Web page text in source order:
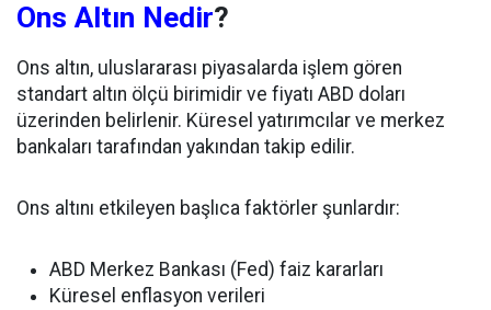
Ons Altın Nedir?
Ons altın, uluslararası piyasalarda işlem gören
standart altın ölçü birimidir ve fiyatı ABD doları
üzerinden belirlenir. Küresel yatırımcılar ve merkez
bankaları tarafından yakından takip edilir.
Ons altını etkileyen başlıca faktörler şunlardır:
ABD Merkez Bankası (Fed) faiz kararları
Küresel enflasyon verileri